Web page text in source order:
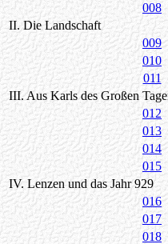
008
II. Die Landschaft
009
010
011
III. Aus Karls des Großen
012
013
014
015
IV. Lenzen und das Jahr 929
016
017
018